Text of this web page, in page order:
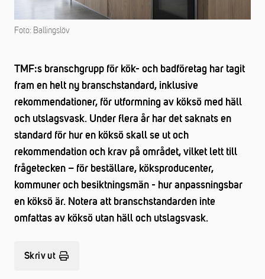
Foto: Ballingslöv
TMF:s branschgrupp för kök- och badföretag har tagit
fram en helt ny branschstandard, inklusive
rekommendationer, för utformning av köksö med häll
och utslagsvask. Under flera år har det saknats en
standard för hur en köksö skall se ut och
rekommendation och krav på området, vilket lett till
frågetecken – för beställare, köksproducenter,
kommuner och besiktningsmän - hur anpassningsbar
en köksö är. Notera att branschstandarden inte
omfattas av köksö utan häll och utslagsvask.
Skriv ut